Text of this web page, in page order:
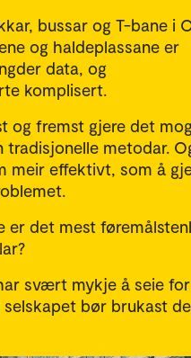
bussar og T-bane i
og haldeplassane er
data, og
komplisert.
og fremst gjere det
tradisjonelle metodar.
meir effektivt, som å
er det mest
svært mykje å seie for
bør brukast